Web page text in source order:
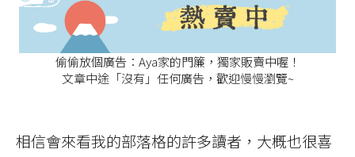
偷偷放個廣告：Aya家的門簾，獨家販賣中喔！
文章中途「沒有」任何廣告，歡迎慢慢瀏覽~
相信會來看我的部落格的許多讀者，大概也很喜